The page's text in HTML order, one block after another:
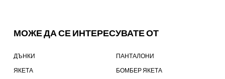
МОЖЕ ДА СЕ ИНТЕРЕСУВАТЕ ОТ
ДЪНКИ ПАНТАЛОНИ
ЯКЕТА БОМБЕР ЯКЕТА